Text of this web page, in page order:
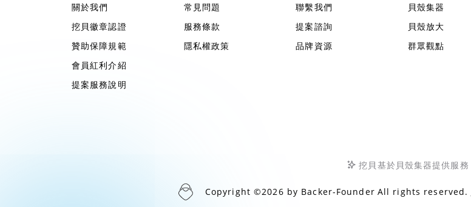
關於我們
挖貝徽章認證
贊助保障規範
會員紅利介紹
提案服務說明
常見問題
服務條款
隱私權政策
聯繫我們
提案諮詢
品牌資源
貝殼集器
貝殼放大
群眾觀點
挖貝基於貝殼集器提供服務
Copyright ©2026 by Backer-Founder All rights reserved.